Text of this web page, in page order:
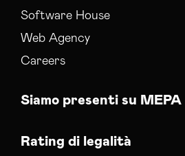
Software House
Web Agency
Careers
Siamo presenti su MEPA
Rating di legalità